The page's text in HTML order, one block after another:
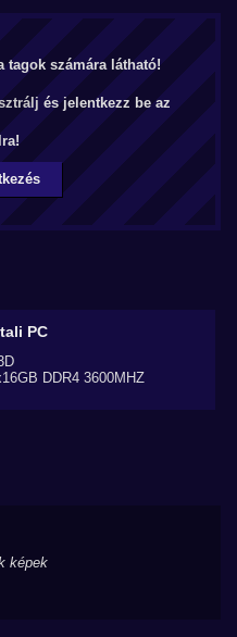
tagok számára látható!
és jelentkezz be az
PC
DDR4 3600MHZ
képek